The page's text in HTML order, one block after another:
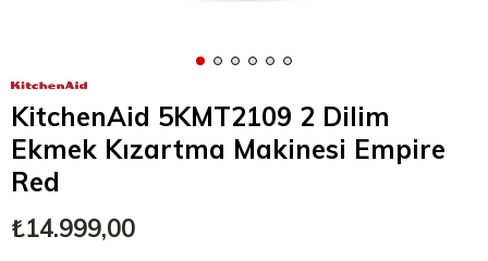
KitchenAid 5KMT2109 2 Dilim
Ekmek Kızartma Makinesi Empire
Red
₺14.999,00